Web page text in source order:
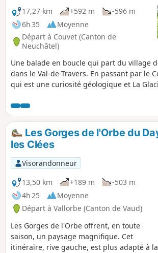
ouvrir et, surtout, refermer les quelques
barrières qui croiseront votre route.
17,27 km +592 m
-596 m
6h 35
Moyenne
Départ à Couvet (Canton de
Neuchâtel)
Une balade en boucle qui part du village
dans le Val-de-Travers. En passant par le
qui est une curiosité géologique et La
géologique unique. Une grotte est une
contient trois puits, menant à une grande
glace où l'on trouve des stalagmites et les
glace.Les Gorges de l'Orbe du
les Clées
Visorandonneur
13,50 km
+189 m
-503 m
4h 25
Moyenne
Départ à Vallorbe (Canton de Vaud)
Les Gorges de l'Orbe offrent, en toute
saison, un paysage magnifique. Cet
itinéraire, rive gauche, est plus adapté à la